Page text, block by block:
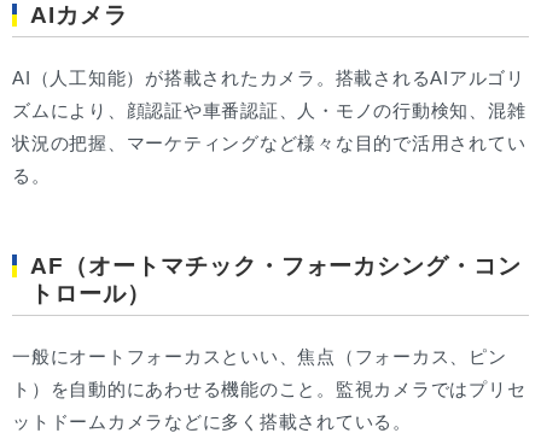
AIカメラ
AI（人工知能）が搭載されたカメラ。搭載されるAIアルゴリ
ズムにより、顔認証や車番認証、人・モノの行動検知、混雑
状況の把握、マーケティングなど様々な目的で活用されてい
る。
AF（オートマチック・フォーカシング・コン
トロール）
一般にオートフォーカスといい、焦点（フォーカス、ピン
ト）を自動的にあわせる機能のこと。監視カメラではプリセ
ットドームカメラなどに多く搭載されている。